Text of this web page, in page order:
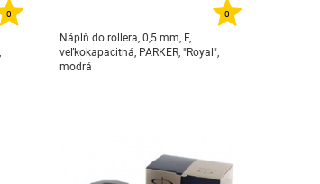
0 0
Náplň do rollera, 0,5 mm, F,
veľkokapacitná, PARKER, "Royal",
modrá